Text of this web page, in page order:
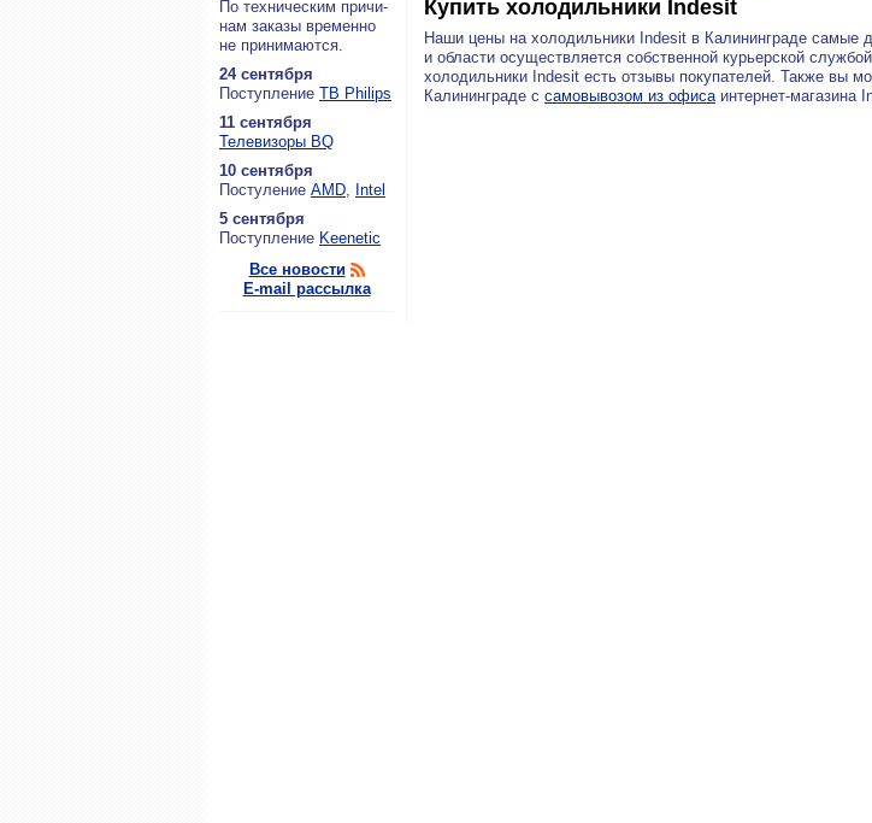
По тех­ни­че­ским при­чи­
нам за­ка­зы вре­мен­но
не при­ни­ма­ют­ся.
24 сентября
По­ступ­ле­ние ТВ Philips
11 сентября
Теле­ви­зо­ры BQ
10 сентября
По­сту­ле­ние AMD, Intel
5 сентября
По­ступ­ле­ние Keenetic
Все новости
E-mail рассылка
Купить холодильники Indesit
Наши цены на холодильники Indesit в Калининграде самые
и области осуществляется собственной курьерской
холодильники Indesit есть отзывы покупателей. Также вы
Калининграде с самовывозом из офисаинтернет-магазина